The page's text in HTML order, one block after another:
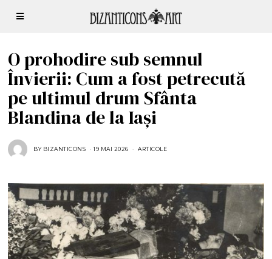
O prohodire sub semnul
Învierii: Cum a fost petrecută
pe ultimul drum Sfânta
Blandina de la Iași
BY BIZANTICONS 19 MAI 2026
2
0
2
6
ARTICOLE